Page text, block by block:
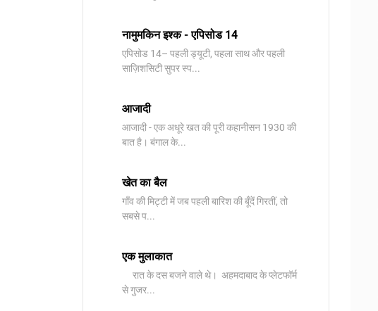
नामुमकिन इश्क - एपिसोड 14
एपिसोड 14– पहली ड्यूटी, पहला साथ और पहली
साज़िशसिटी सुपर स्प...
आजादी
आजादी - एक अधूरे खत की पूरी कहानीसन 1930 की
बात है। बंगाल के...
खेत का बैल
गाँव की मिट्टी में जब पहली बारिश की बूँदें गिरतीं, तो
सबसे प...
एक मुलाकात
रात के दस बजने वाले थे। अहमदाबाद के प्लेटफॉर्म
से गुजर...